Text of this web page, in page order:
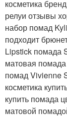
косметика
релуи отзывы
набор помад
подходит
Lipstick помада
матовая
помад Vivienne
косметика
купить помада
матовой